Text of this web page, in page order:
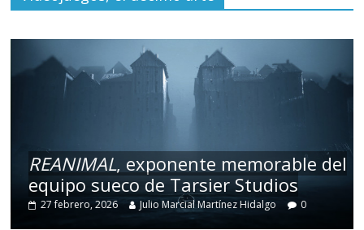
REANIMAL, exponente memorable del
equipo sueco de Tarsier Studios
27 febrero, 2026 Julio Marcial Martínez Hidalgo 0